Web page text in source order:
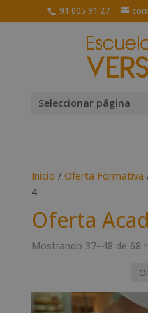
91 005 91 27
Seleccionar página
Inicio / Oferta Formativa
4
Oferta
Mostrando 37–48 de 68